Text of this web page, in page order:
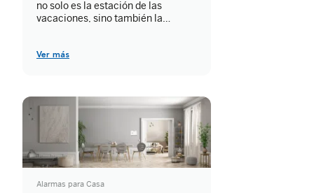
no solo es la estación de las
vacaciones, sino también la
disfrutan de unos días fuera, ellos
previsibles para actuar sin ser
vistos. Por eso resulta clave
conocer las señales de robos en
Ver más
Alarmas para Casa